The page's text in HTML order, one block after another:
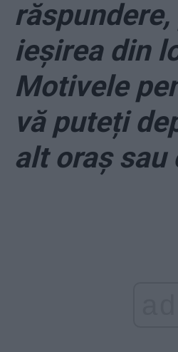
ieșirea din
Motivele
vă puteți
alt oraș sau